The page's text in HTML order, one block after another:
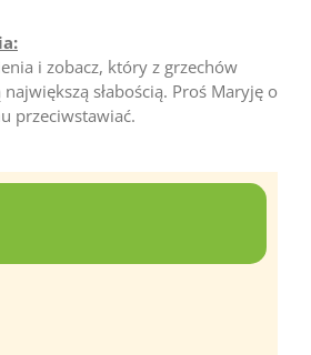
i zobacz, który z grzechów
słabością. Proś Maryję o
przeciwstawiać.